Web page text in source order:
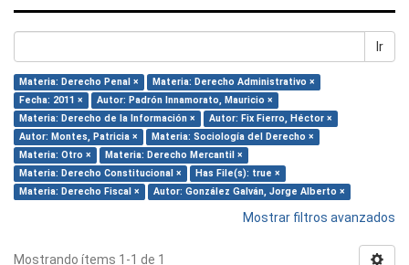
Ir
Materia: Derecho Penal ×
Materia: Derecho Administrativo ×
Fecha: 2011 ×
Autor: Padrón Innamorato, Mauricio ×
Materia: Derecho de la Información ×
Autor: Fix Fierro, Héctor ×
Autor: Montes, Patricia ×
Materia: Sociología del Derecho ×
Materia: Otro ×
Materia: Derecho Mercantil ×
Materia: Derecho Constitucional ×
Has File(s): true ×
Materia: Derecho Fiscal ×
Autor: González Galván, Jorge Alberto ×
Mostrar filtros avanzados
Mostrando ítems 1-1 de 1